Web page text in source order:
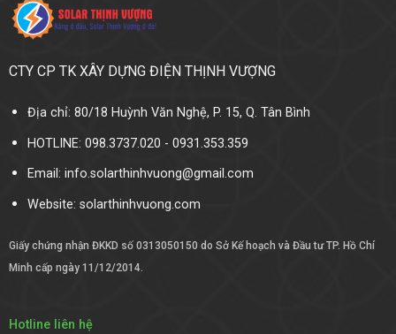
CTY CP TK XÂY DỰNG ĐIỆN THỊNH VƯỢNG
Địa chỉ: 80/18 Huỳnh Văn Nghệ, P. 15, Q. Tân Bình
HOTLINE: 098.3737.020 - 0931.353.359
Email: info.solarthinhvuong@gmail.com
Website: solarthinhvuong.com
Giấy chứng nhận ĐKKD số 0313050150 do Sở Kế hoạch và Đầu tư TP. Hồ Chí
Minh cấp ngày 11/12/2014.
Hotline liên hệ